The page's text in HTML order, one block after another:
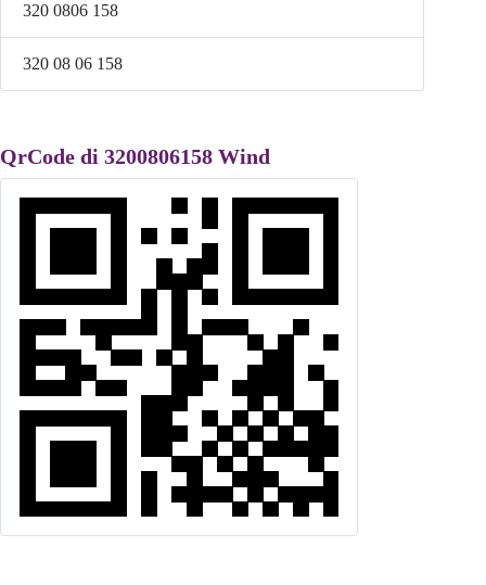
320 0806 158
320 08 06 158
QrCode di 3200806158 Wind